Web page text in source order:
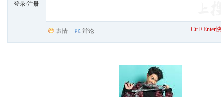
登录/注册
表情 辩论 Ctrl+Enter